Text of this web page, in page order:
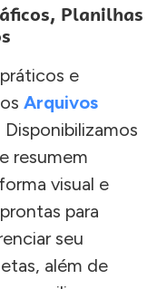
Planilhas
e
Arquivos
resumem
visual e
para
seu
além de